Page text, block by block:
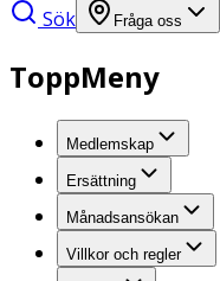
Sök Fråga oss
ToppMeny
Medlemskap
Ersättning
Månadsansökan
Villkor och regler